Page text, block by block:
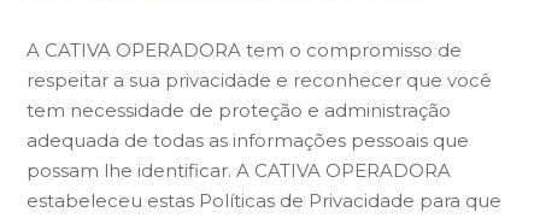
A CATIVA OPERADORA tem o compromisso de
respeitar a sua privacidade e reconhecer que você
tem necessidade de proteção e administração
adequada de todas as informações pessoais que
possam lhe identificar. A CATIVA OPERADORA
estabeleceu estas Políticas de Privacidade para que